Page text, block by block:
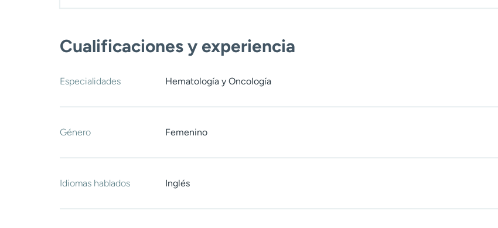
Cualificaciones y experiencia
Especialidades Hematología y Oncología
Género Femenino
Idiomas hablados Inglés